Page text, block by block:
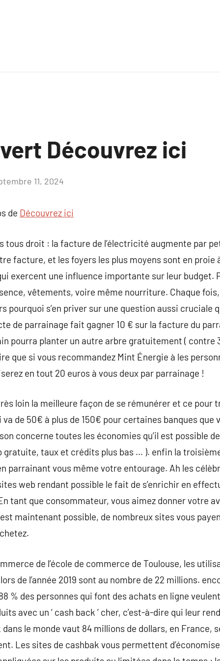
Découvrez ici
11, 2024
de Découvrez ici
tous droit : la facture de l’électricité augmente par
facture, et les foyers les plus moyens sont en proie
exercent une influence importante sur leur budget.
vêtements, voire même nourriture. Chaque
pourquoi s’en priver sur une question aussi cruciale
de parrainage fait gagner 10 € sur la facture du
pourra planter un autre arbre gratuitement ( contre
que si vous recommandez Mint Énergie à les
en tout 20 euros à vous deux par parrainage !
loin la meilleure façon de se rémunérer et ce pour
de 50€ à plus de 150€ pour certaines banques que
concerne toutes les économies qu’il est possible
gratuite, taux et crédits plus bas … ). enfin la
parrainant vous même votre entourage. Ah les
web rendant possible le fait de s’enrichir en
tant que consommateur, vous aimez donner votre
maintenant possible, de nombreux sites vous
de l’école de commerce de Toulouse, les
de l’année 2019 sont au nombre de 22 millions.
% des personnes qui font des achats en ligne
avec un ‘ cash back ‘ cher, c’est-à-dire qui leur
le monde vaut 84 millions de dollars, en France,
Les sites de cashbak vous permettent